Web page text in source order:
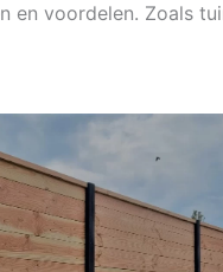
en voordelen. Zoals